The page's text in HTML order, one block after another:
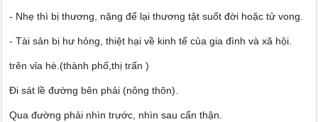
- Nhẹ thì bị thương, nặng để lại thương tật suốt đời hoặc tử vong.
- Tài sản bị hư hỏng, thiệt hại về kinh tế của gia đình và xã hội.
trên vỉa hè.(thành phố,thị trấn )
Đi sát lề đường bên phải (nông thôn).
Qua đường phải nhìn trước, nhìn sau cẩn thận.